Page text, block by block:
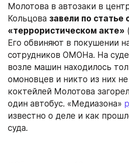
Молотова в автозаки в
Кольцова завели по статье
«террористическом акте»
Его обвиняют в покушении
сотрудников ОМОНа. На
возле машин находилось
омоновцев и никто из них
коктейлей Молотова
один автобус. «Медиазона»
известно о деле и как
суда.